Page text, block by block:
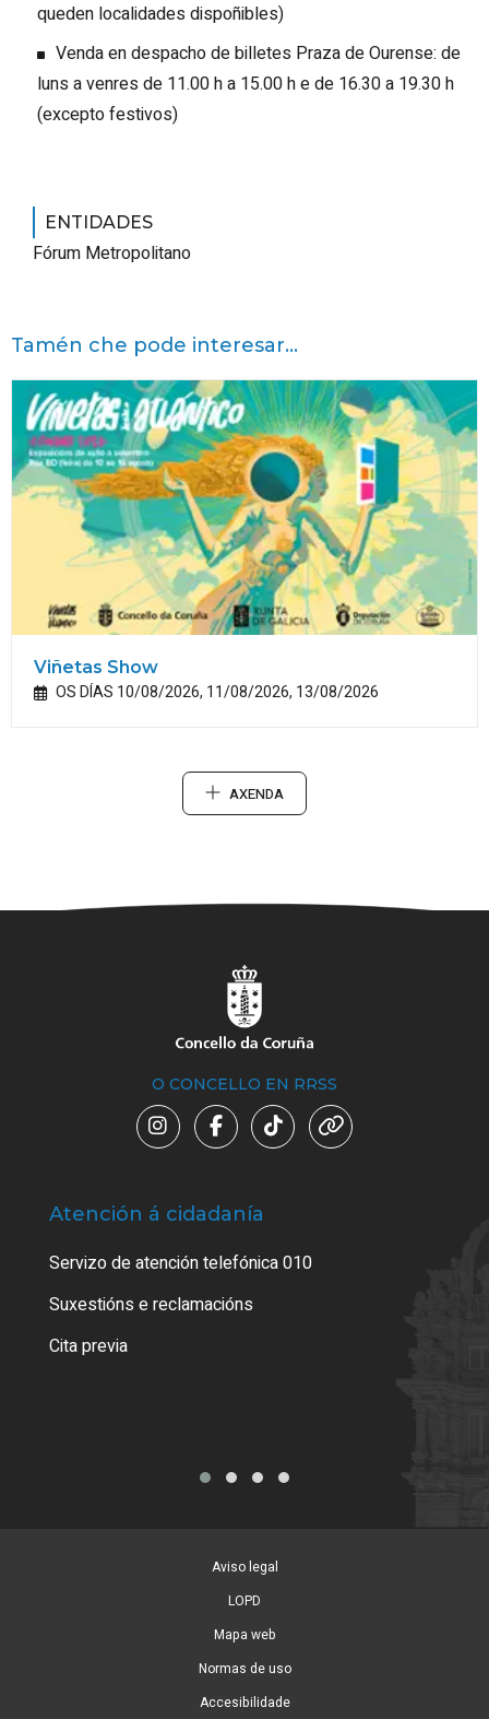
queden localidades dispoñibles)
Venda en despacho de billetes Praza de Ourense: de
luns a venres de 11.00 h a 15.00 h e de 16.30 a 19.30 h
(excepto festivos)
ENTIDADES
Fórum Metropolitano
Tamén che pode interesar...
Viñetas Show
OS DÍAS 10/08/2026, 11/08/2026, 13/08/2026
AXENDA
O CONCELLO EN RRSS
Atención á cidadanía
Servizo de atención telefónica 010
Suxestións e reclamacións
Cita previa
Aviso legal
LOPD
Mapa web
Normas de uso
Accesibilidade